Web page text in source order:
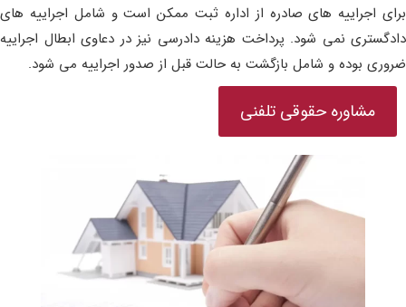
برای اجراییه های صادره از اداره ثبت ممکن است و شامل اجراییه های
دادگستری نمی شود. پرداخت هزینه دادرسی نیز در دعاوی ابطال اجراییه
ضروری بوده و شامل بازگشت به حالت قبل از صدور اجراییه می شود.
مشاوره حقوقی تلفنی